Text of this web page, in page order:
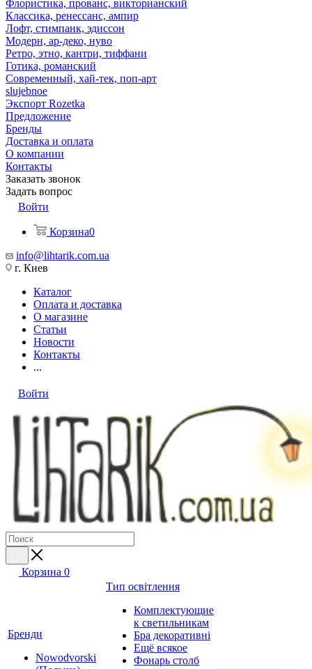
Флористика, прованс, викторианский
Классика, ренессанс, ампир
Лофт, стимпанк, эдиссон
Модерн, ар-деко, нуво
Ретро, этно, кантри, тиффани
Готика, романский
Современный, хай-тек, поп-арт
slujebnoe
Экспорт Rozetka
Предложение
Бренды
Доставка и оплата
О компании
Контакты
Заказать звонок
Задать вопрос
Войти
Корзина0
info@lihtarik.com.ua
г. Киев
Каталог
Оплата и доставка
О магазине
Статьи
Новости
Контакты
...
Войти
Корзина 0
Бренди
Nowodvorski
Тип освітлення
Комплектующие
к светильникам
Бра декоративні
Ещё всякое
Фонарь столб